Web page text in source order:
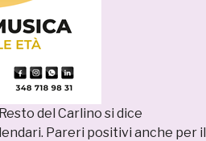
del Carlino si dice
Pareri positivi anche per il